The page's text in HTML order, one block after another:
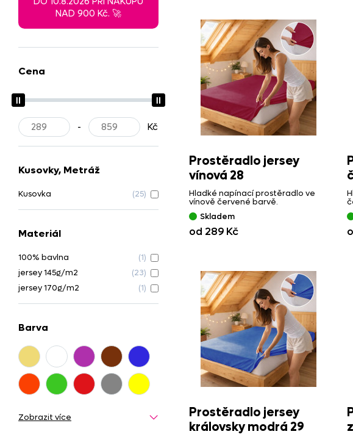
Prostěradlo jersey
vínová 28
Hladké napínací prostěradlo ve
vínově červené barvě.
Skladem
od 289 Kč
Prostěradlo jersey
královsky modrá 29
NAD 900 Kč. 🚀
Cena
- Kč
Kusovky, Metráž
Kusovka (25)
Materiál
100% bavlna
(1)
jersey 145g/m2
(23)
jersey 170g/m2
(1)
Barva
Zobrazit více